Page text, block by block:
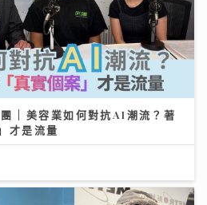
團 | 美容業如何對抗AI潮流？著
才是流量